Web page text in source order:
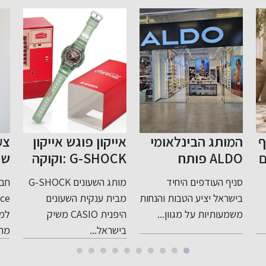
אייקון פוגש אייקון
G-SHOCK :וקוקה
פעולה במהדורה
סופר מוגבלת
מותג השעונים G-SHOCK
מבית ענקית השעונים
היפנית CASIO משיק
צעד נוסף בפתיחת
שוק התשלומים
בישראל לתחרות
חברת WorldCom
Finance קיבלה רישיון
למתן שירותי תשלום
מרשות ניירות...